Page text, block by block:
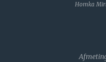
Homka